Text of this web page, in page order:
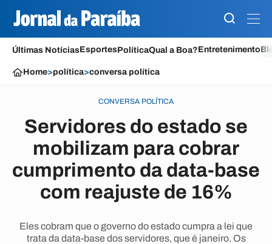
Últimas NotíciasEsportesPolíticaQual a Boa?Entretenimento
Home>política>conversa política
CONVERSA POLÍTICA
Servidores do estado se
mobilizam para cobrar
cumprimento da data-base
com reajuste de 16%
Eles cobram que o governo do estado cumpra a lei que
trata da data-base dos servidores, que é janeiro. Os